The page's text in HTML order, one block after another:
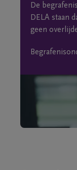
De
DELA staan
geen